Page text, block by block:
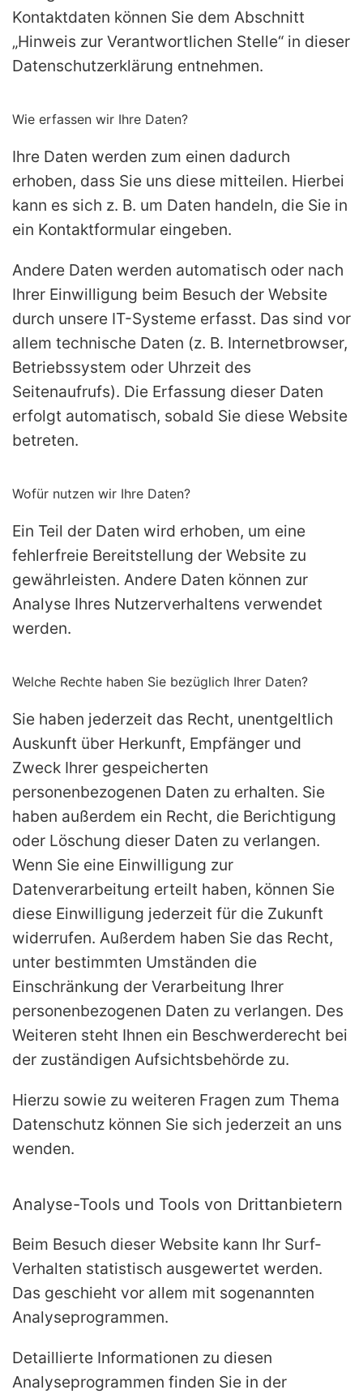
Kontaktdaten können Sie dem Abschnitt
„Hinweis zur Verantwortlichen Stelle“ in dieser
Datenschutzerklärung entnehmen.
Wie erfassen wir Ihre Daten?
Ihre Daten werden zum einen dadurch
erhoben, dass Sie uns diese mitteilen. Hierbei
kann es sich z. B. um Daten handeln, die Sie in
ein Kontaktformular eingeben.
Andere Daten werden automatisch oder nach
Ihrer Einwilligung beim Besuch der Website
durch unsere IT-Systeme erfasst. Das sind vor
allem technische Daten (z. B. Internetbrowser,
Betriebssystem oder Uhrzeit des
Seitenaufrufs). Die Erfassung dieser Daten
erfolgt automatisch, sobald Sie diese Website
betreten.
Wofür nutzen wir Ihre Daten?
Ein Teil der Daten wird erhoben, um eine
fehlerfreie Bereitstellung der Website zu
gewährleisten. Andere Daten können zur
Analyse Ihres Nutzerverhaltens verwendet
werden.
Welche Rechte haben Sie bezüglich Ihrer Daten?
Sie haben jederzeit das Recht, unentgeltlich
Auskunft über Herkunft, Empfänger und
Zweck Ihrer gespeicherten
personenbezogenen Daten zu erhalten. Sie
haben außerdem ein Recht, die Berichtigung
oder Löschung dieser Daten zu verlangen.
Wenn Sie eine Einwilligung zur
Datenverarbeitung erteilt haben, können Sie
diese Einwilligung jederzeit für die Zukunft
widerrufen. Außerdem haben Sie das Recht,
unter bestimmten Umständen die
Einschränkung der Verarbeitung Ihrer
personenbezogenen Daten zu verlangen. Des
Weiteren steht Ihnen ein Beschwerderecht bei
der zuständigen Aufsichtsbehörde zu.
Hierzu sowie zu weiteren Fragen zum Thema
Datenschutz können Sie sich jederzeit an uns
wenden.
Analyse-Tools und Tools von Dritt­anbietern
Beim Besuch dieser Website kann Ihr Surf-
Verhalten statistisch ausgewertet werden.
Das geschieht vor allem mit sogenannten
Analyseprogrammen.
Detaillierte Informationen zu diesen
Analyseprogrammen finden Sie in der